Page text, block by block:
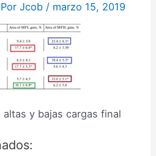
Jcob / marzo 15, 2019
y bajas cargas final